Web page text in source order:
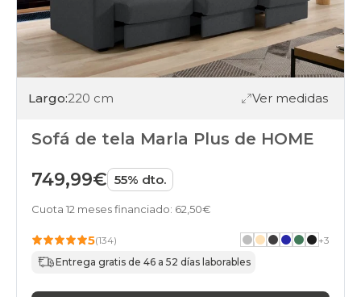
Largo:220 cm Ver medidas
Sofá de tela Marla Plus de HOME
749,99€ 55% dto.
Cuota 12 meses financiado: 62,50€
5(134) +3
Entrega gratis de 46 a 52 días laborables